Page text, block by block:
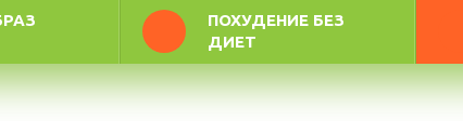
ПОХУДЕНИЕ БЕЗ
ДИЕТ